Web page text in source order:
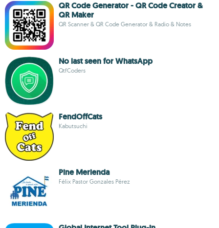
QR Code Generator - QR Code Creator &
QR Maker
QR Scanner & QR Code Generator & Radio & Notes
No last seen for WhatsApp
QtfCoders
FendOffCats
Kabutsuchi
Pine Merienda
Félix Pastor Gonzales Pérez